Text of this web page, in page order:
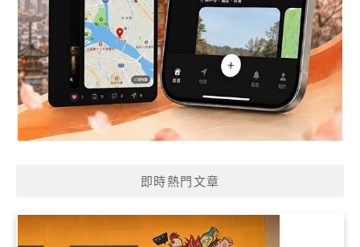
即時熱門文章